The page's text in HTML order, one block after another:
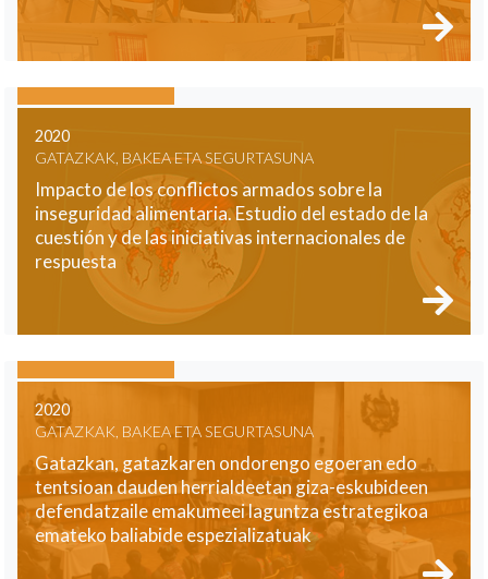
2020
GATAZKAK, BAKEA ETA SEGURTASUNA
Impacto de los conflictos armados sobre la
inseguridad alimentaria. Estudio del estado de la
cuestión y de las iniciativas internacionales de
respuesta
2020
GATAZKAK, BAKEA ETA SEGURTASUNA
Gatazkan, gatazkaren ondorengo egoeran edo
tentsioan dauden herrialdeetan giza-eskubideen
defendatzaile emakumeei laguntza estrategikoa
emateko baliabide espezializatuak